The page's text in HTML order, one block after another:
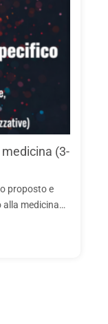
(3-
proposto e
alla medicina…